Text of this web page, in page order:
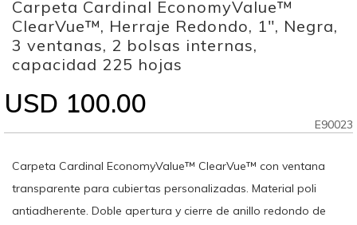
to
the
beginning
of
the
gallery
Carpeta Cardinal EconomyValue™
ClearVue™, Herraje Redondo, 1", Negra,
3 ventanas, 2 bolsas internas,
capacidad 225 hojas
USD 100.00
E90023
Carpeta Cardinal EconomyValue™ ClearVue™ con ventana
transparente para cubiertas personalizadas. Material poli
antiadherente. Doble apertura y cierre de anillo redondo de